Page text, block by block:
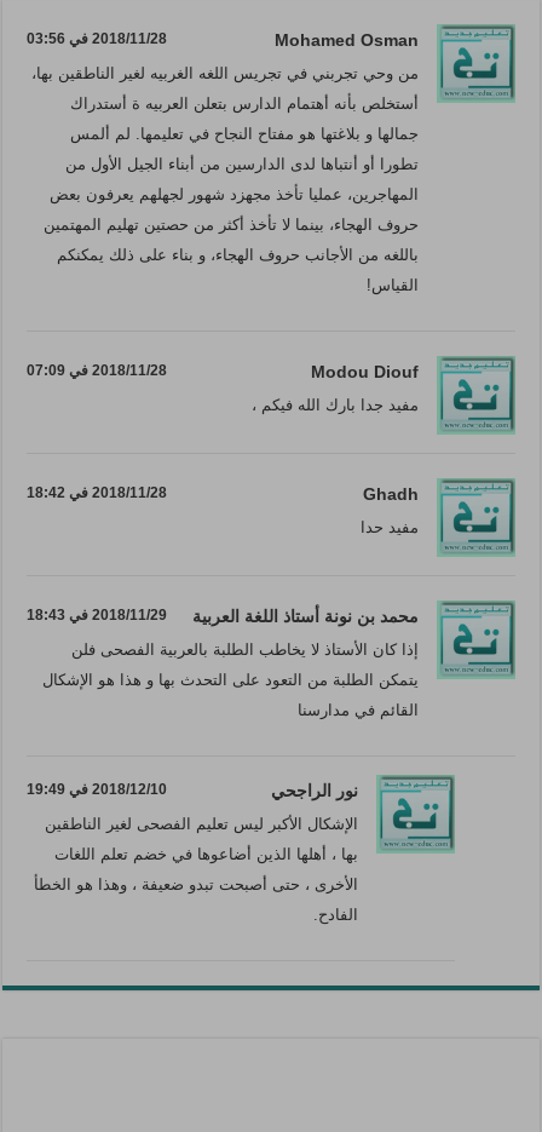
Mohamed Osman 2018/11/28 في 03:56
من وحي تجربني في تجريس اللغه الغربيه لغير الناطقين بها،
أستخلص بأنه أهتمام الدارس بتعلن العربيه ة أستدراك
جمالها و بلاغتها هو مفتاح النجاح في تعليمها. لم ألمس
تطورا أو أنتباها لدى الدارسين من أبناء الجيل الأول من
المهاجرين، عمليا تأخذ مجهزد شهور لجهلهم يعرفون بعض
حروف الهجاء، بينما لا تأخذ أكثر من حصتين تهليم المهتمين
باللغه من الأجانب حروف الهجاء، و بناء على ذلك يمكنكم
القياس!
Modou Diouf 2018/11/28 في 07:09
مفيد جدا بارك الله فيكم ،
Ghadh 2018/11/28 في 18:42
مفيد حدا
محمد بن نونة أستاذ اللغة العربية 2018/11/29 في 18:43
إذا كان الأستاذ لا يخاطب الطلبة بالعربية الفصحى فلن
يتمكن الطلبة من التعود على التحدث بها و هذا هو الإشكال
القائم في مدارسنا
نور الراجحي 2018/12/10 في 19:49
الإشكال الأكبر ليس تعليم الفصحى لغير الناطقين
بها ، أهلها الذين أضاعوها في خضم تعلم اللغات
الأخرى ، حتى أصبحت تبدو ضعيفة ، وهذا هو الخطأ
الفادح.